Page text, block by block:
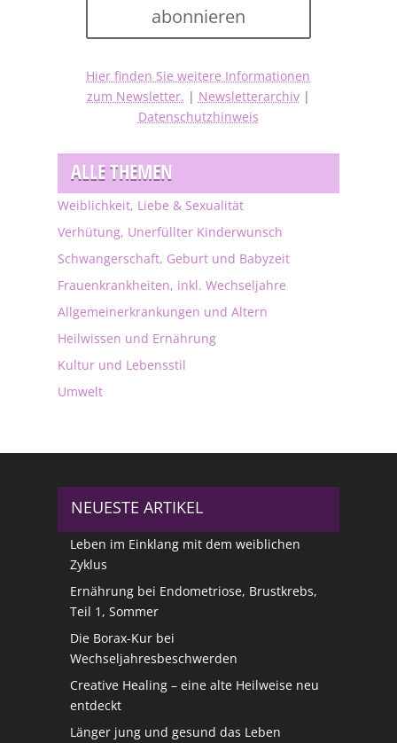
abonnieren
Hier finden Sie weitere Informationen
zum Newsletter. | Newsletterarchiv|
Datenschutzhinweis
ALLE THEMEN
Weiblichkeit, Liebe & Sexualität
Verhütung, Unerfüllter Kinderwunsch
Schwangerschaft, Geburt und Babyzeit
Frauenkrankheiten, inkl. Wechseljahre
Allgemeinerkrankungen und Altern
Heilwissen und Ernährung
Kultur und Lebensstil
Umwelt
NEUESTE ARTIKEL
Leben im Einklang mit dem weiblichen
Zyklus
Ernährung bei Endometriose, Brustkrebs,
Teil 1, Sommer
Die Borax-Kur bei
Wechseljahresbeschwerden
Creative Healing – eine alte Heilweise neu
entdeckt
Länger jung und gesund das Leben